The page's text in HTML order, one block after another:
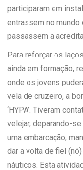
participaram em
entrassem no mundo
passassem a
Para reforçar os
ainda em formação,
onde os jovens
vela de cruzeiro, a
‘HYPA’. Tiveram
velejar, deparando-
uma embarcação;
dar a volta de fiel
náuticos. Esta